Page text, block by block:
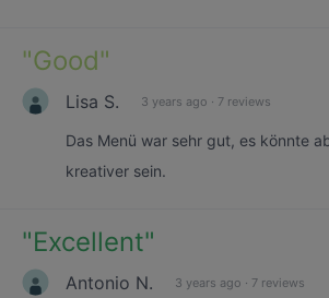
"Good"
Lisa S. 3 years ago · 7 reviews
Das Menü war sehr gut, es könnte
kreativer sein.
"Excellent"
Antonio N. 3 years ago · 7 reviews